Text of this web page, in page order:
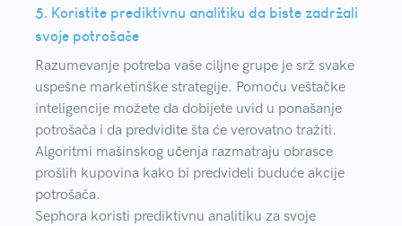
5. Koristite prediktivnu analitiku da biste zadržali
svoje potrošače
Razumevanje potreba vaše ciljne grupe je srž svake
uspešne marketinške strategije. Pomoću veštačke
inteligencije možete da dobijete uvid u ponašanje
potrošača i da predvidite šta će verovatno tražiti.
Algoritmi mašinskog učenja razmatraju obrasce
prošlih kupovina kako bi predvideli buduće akcije
potrošača.
Sephora koristi prediktivnu analitiku za svoje